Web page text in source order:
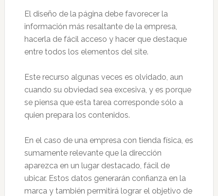
El diseño de la página debe favorecer la
información más resaltante de la empresa,
hacerla de fácil acceso y hacer que destaque
entre todos los elementos del site.
Este recurso algunas veces es olvidado, aun
cuando su obviedad sea excesiva, y es porque
se piensa que esta tarea corresponde sólo a
quien prepara los contenidos.
En el caso de una empresa con tienda física, es
sumamente relevante que la dirección
aparezca en un lugar destacado, fácil de
ubicar. Estos datos generarán confianza en la
marca y también permitirá lograr el objetivo de